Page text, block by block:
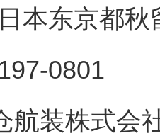
东京都秋
0801
装株式会社